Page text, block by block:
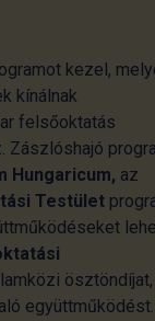
kezel,
kínálnak
felsőoktatás
Zászlóshajó
Hungaricum, az
Testület
ösztöndíjat,
együttműködést.